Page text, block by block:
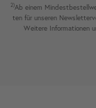
2)Ab einem
ten für unseren
Weitere Infor­mationen